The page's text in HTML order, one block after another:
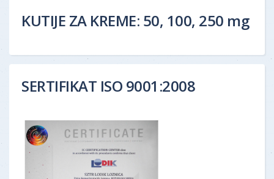
KUTIJE ZA KREME: 50, 100, 250 mg
SERTIFIKAT ISO 9001:2008